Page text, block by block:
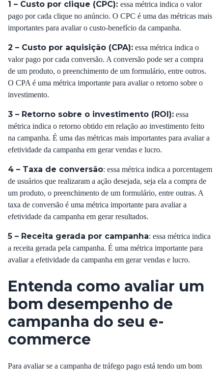
1 – Custo por clique (CPC): essa métrica indica o valor
pago por cada clique no anúncio. O CPC é uma das métricas mais
importantes para avaliar o custo-benefício da campanha.
2 – Custo por aquisição (CPA): essa métrica indica o
valor pago por cada conversão. A conversão pode ser a compra
de um produto, o preenchimento de um formulário, entre outros.
O CPA é uma métrica importante para avaliar o retorno sobre o
investimento.
3 – Retorno sobre o investimento (ROI): essa
métrica indica o retorno obtido em relação ao investimento feito
na campanha. É uma das métricas mais importantes para avaliar a
efetividade da campanha em gerar vendas e lucro.
4 – Taxa de conversão: essa métrica indica a porcentagem
de usuários que realizaram a ação desejada, seja ela a compra de
um produto, o preenchimento de um formulário, entre outras. A
taxa de conversão é uma métrica importante para avaliar a
efetividade da campanha em gerar resultados.
5 – Receita gerada por campanha: essa métrica indica
a receita gerada pela campanha. É uma métrica importante para
avaliar a efetividade da campanha em gerar vendas e lucro.
Entenda como avaliar um
bom desempenho de
campanha do seu e-
commerce
Para avaliar se a campanha de tráfego pago está tendo um bom